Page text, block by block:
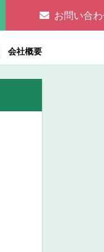
お問い合
会社概要